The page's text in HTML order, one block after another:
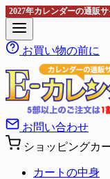
2027年カレンダーの通販サ
お買い物の前に
お問い合わせ
ショッピングカ
カートの中身